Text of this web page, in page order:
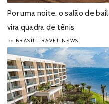
Por uma noite, o salão de
vira quadra de tênis
by BRASIL TRAVEL NEWS